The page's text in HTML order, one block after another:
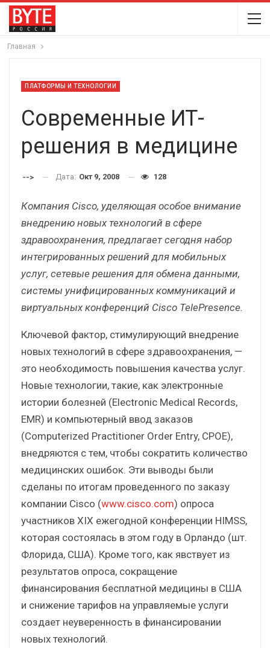
Главная
ПЛАТФОРМЫ И ТЕХНОЛОГИИ
Современные ИТ-
решения в медицине
--> Дата: Окт 9, 2008 128
Компания Cisco, уделяющая особое внимание
внедрению новых технологий в сфере
здравоохранения, предлагает сегодня набор
интегрированных решений для мобильных
услуг, сетевые решения для обмена данными,
системы унифицированных коммуникаций и
виртуальных конференций Cisco TelePresence.
Ключевой фактор, стимулирующий внедрение
новых технологий в сфере здравоохранения, —
это необходимость повышения качества услуг.
Новые технологии, такие, как электронные
истории болезней (Electronic Medical Records,
EMR) и компьютерный ввод заказов
(Computerized Practitioner Order Entry, CPOE),
внедряются с тем, чтобы сократить количество
медицинских ошибок. Эти выводы были
сделаны по итогам проведенного по заказу
компании Cisco (www.cisco.com) опроса
участников XIX ежегодной конференции HIMSS,
которая состоялась в этом году в Орландо (шт.
Флорида, США). Кроме того, как явствует из
результатов опроса, сокращение
финансирования бесплатной медицины в США
и снижение тарифов на управляемые услуги
создает неуверенность в финансировании
новых технологий.